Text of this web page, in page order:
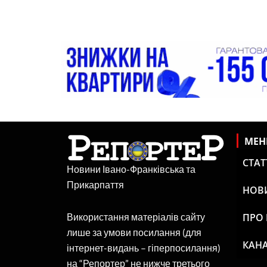
Новини Івано-Франківська та
Прикарпаття
Використання матеріалів сайту
лише за умови посилання (для
інтернет-видань – гіперпосилання)
на “Репортер” не нижче третього
ПРО